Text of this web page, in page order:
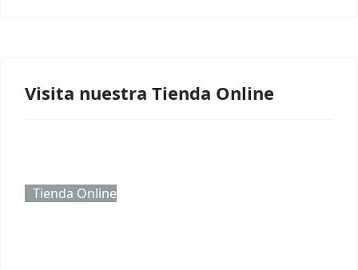
Visita nuestra Tienda Online
Tienda Online